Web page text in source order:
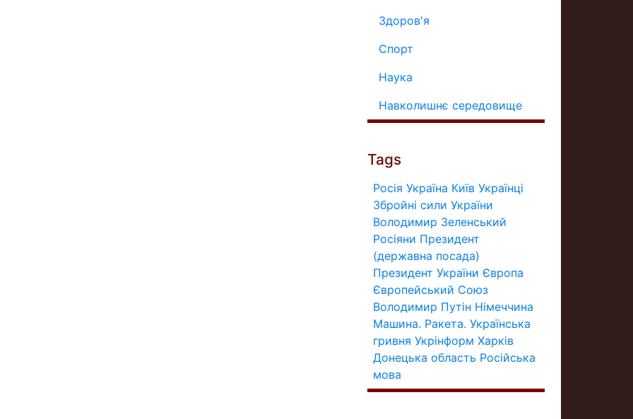
Здоров'я
Спорт
Наука
Навколишнє середовище
Tags
Росія Україна Київ Українці
Збройні сили України
Володимир Зеленський
Росіяни Президент
(державна посада)
Президент України Європа
Європейський Союз
Володимир Путін Німеччина
Машина. Ракета. Українська
гривня Укрінформ Харків
Донецька область Російська
мова